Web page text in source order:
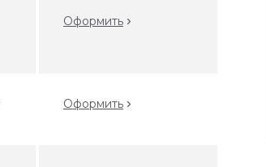
Оформить
Оформить